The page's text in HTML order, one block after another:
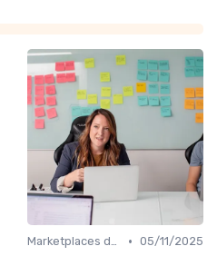
Marketplaces de leadgen • 05/11/2025